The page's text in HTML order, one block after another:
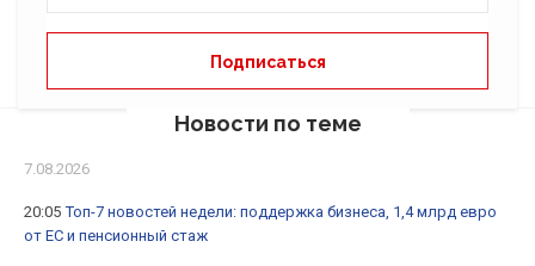
Новости по теме
7.08.2026
20:05 Топ-7 новостей недели: поддержка бизнеса, 1,4 млрд евро
от ЕС и пенсионный стаж